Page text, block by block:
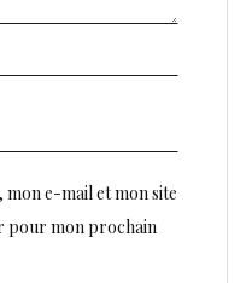
e-mail et mon site
pour mon prochain